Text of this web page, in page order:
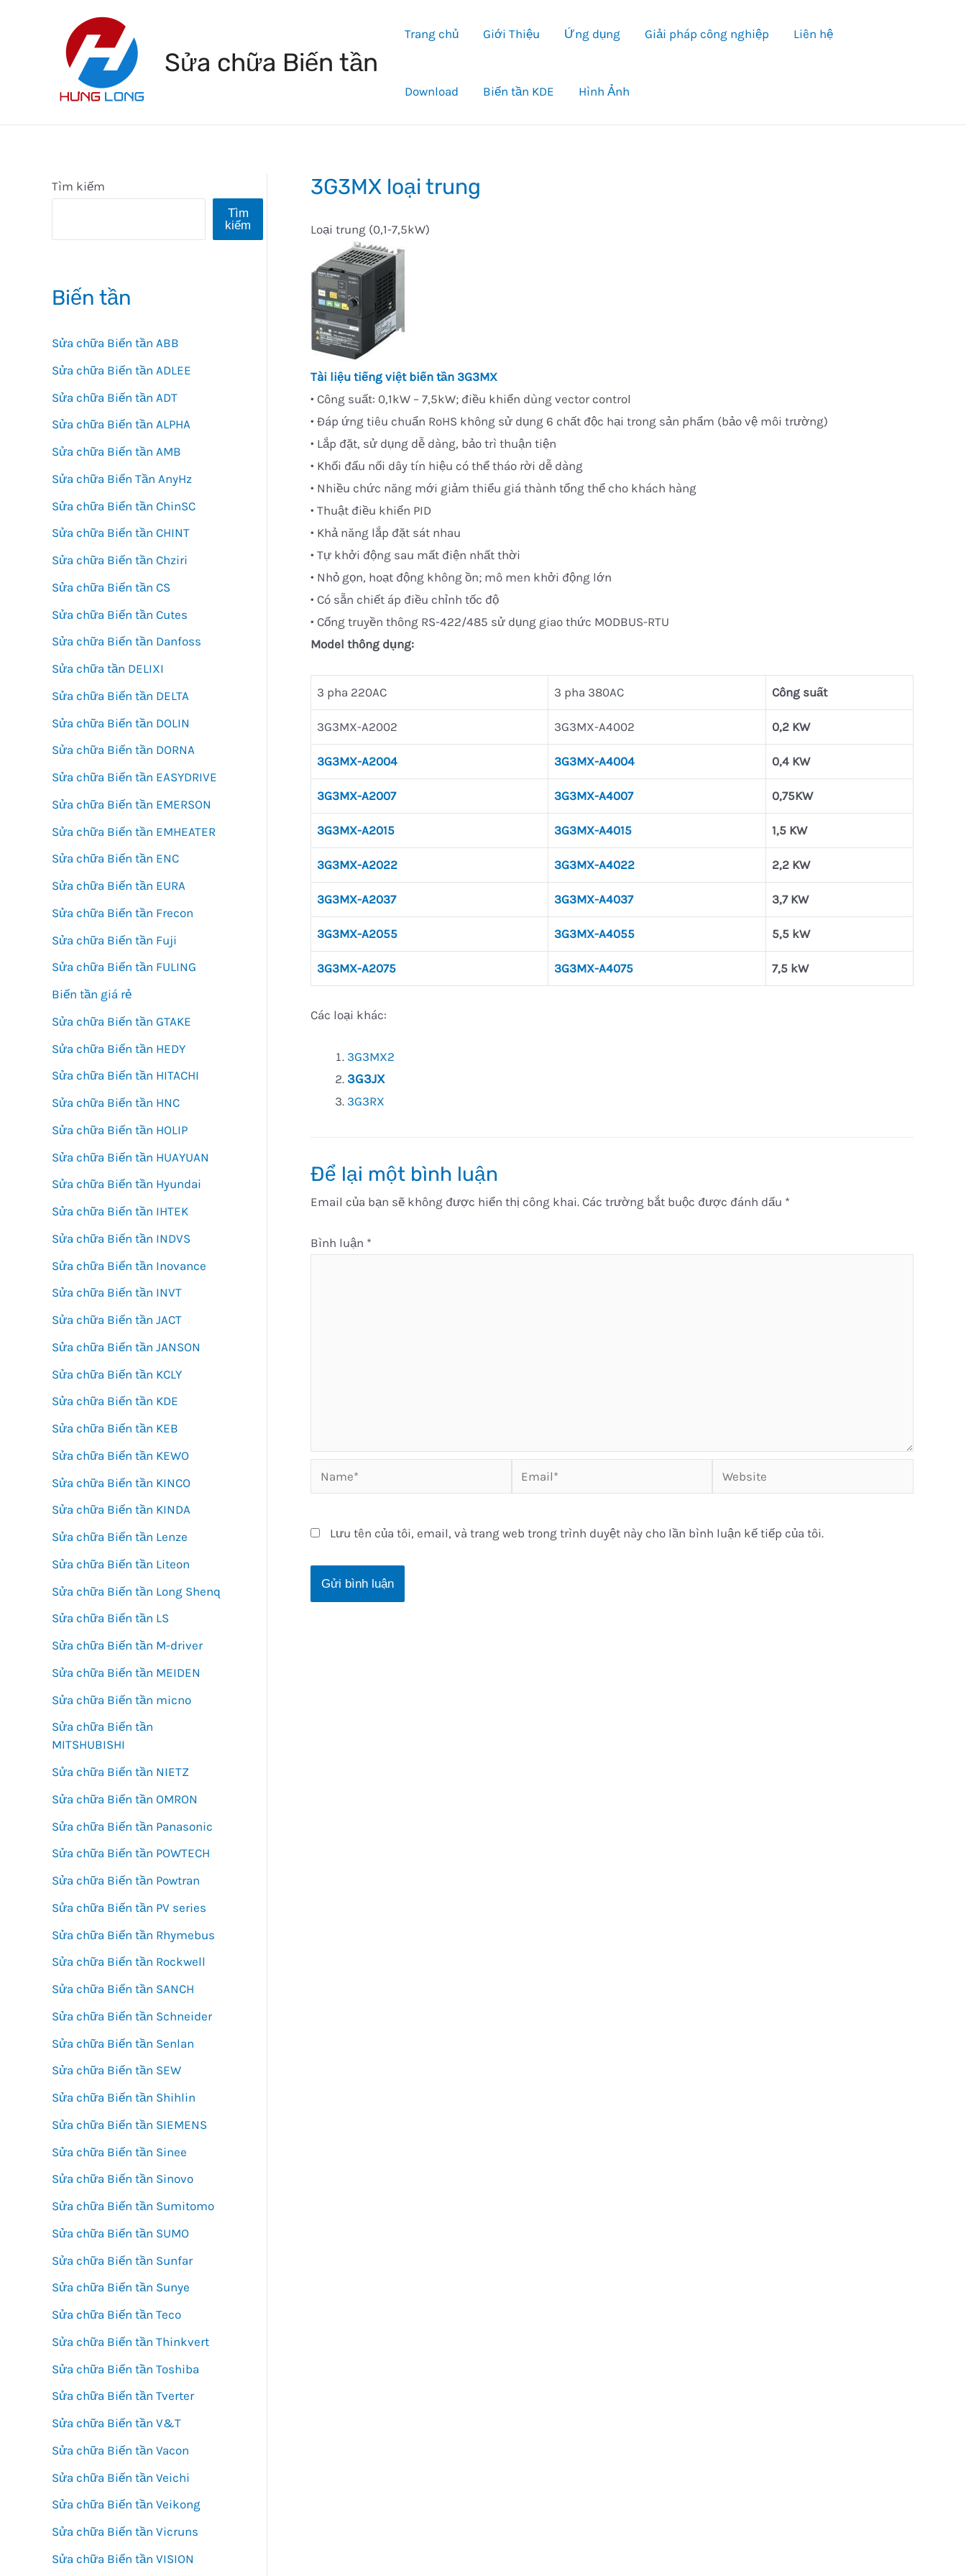
Sửa chữa Biến tần
Trang chủ Giới Thiệu Ứng dụng Giải pháp công nghiệp Liên hệ
Download Biến tần KDE Hình Ảnh
Tìm kiếm
Tìm
kiếm
Biến tần
Sửa chữa Biến tần ABB
Sửa chữa Biến tần ADLEE
Sửa chữa Biến tần ADT
Sửa chữa Biến tần ALPHA
Sửa chữa Biến tần AMB
Sửa chữa Biến Tần AnyHz
Sửa chữa Biến tần ChinSC
Sửa chữa Biến tần CHINT
Sửa chữa Biến tần Chziri
Sửa chữa Biến tần CS
Sửa chữa Biến tần Cutes
Sửa chữa Biến tần Danfoss
Sửa chữa tần DELIXI
Sửa chữa Biến tần DELTA
Sửa chữa Biến tần DOLIN
Sửa chữa Biến tần DORNA
Sửa chữa Biến tần EASYDRIVE
Sửa chữa Biến tần EMERSON
Sửa chữa Biến tần EMHEATER
Sửa chữa Biến tần ENC
Sửa chữa Biến tần EURA
Sửa chữa Biến tần Frecon
Sửa chữa Biến tần Fuji
Sửa chữa Biến tần FULING
Biến tần giá rẻ
Sửa chữa Biến tần GTAKE
Sửa chữa Biến tần HEDY
Sửa chữa Biến tần HITACHI
Sửa chữa Biến tần HNC
Sửa chữa Biến tần HOLIP
Sửa chữa Biến tần HUAYUAN
Sửa chữa Biến tần Hyundai
Sửa chữa Biến tần IHTEK
Sửa chữa Biến tần INDVS
Sửa chữa Biến tần Inovance
Sửa chữa Biến tần INVT
Sửa chữa Biến tần JACT
Sửa chữa Biến tần JANSON
Sửa chữa Biến tần KCLY
Sửa chữa Biến tần KDE
Sửa chữa Biến tần KEB
Sửa chữa Biến tần KEWO
Sửa chữa Biến tần KINCO
Sửa chữa Biến tần KINDA
Sửa chữa Biến tần Lenze
Sửa chữa Biến tần Liteon
Sửa chữa Biến tần Long Shenq
Sửa chữa Biến tần LS
Sửa chữa Biến tần M-driver
Sửa chữa Biến tần MEIDEN
Sửa chữa Biến tần micno
Sửa chữa Biến tần
MITSHUBISHI
Sửa chữa Biến tần NIETZ
Sửa chữa Biến tần OMRON
Sửa chữa Biến tần Panasonic
Sửa chữa Biến tần POWTECH
Sửa chữa Biến tần Powtran
Sửa chữa Biến tần PV series
Sửa chữa Biến tần Rhymebus
Sửa chữa Biến tần Rockwell
Sửa chữa Biến tần SANCH
Sửa chữa Biến tần Schneider
Sửa chữa Biến tần Senlan
Sửa chữa Biến tần SEW
Sửa chữa Biến tần Shihlin
Sửa chữa Biến tần SIEMENS
Sửa chữa Biến tần Sinee
Sửa chữa Biến tần Sinovo
Sửa chữa Biến tần Sumitomo
Sửa chữa Biến tần SUMO
Sửa chữa Biến tần Sunfar
Sửa chữa Biến tần Sunye
Sửa chữa Biến tần Teco
Sửa chữa Biến tần Thinkvert
Sửa chữa Biến tần Toshiba
Sửa chữa Biến tần Tverter
Sửa chữa Biến tần V&T
Sửa chữa Biến tần Vacon
Sửa chữa Biến tần Veichi
Sửa chữa Biến tần Veikong
Sửa chữa Biến tần Vicruns
Sửa chữa Biến tần VISION
3G3MX loại trung
Loại trung (0,1-7,5kW)
Tài liệu tiếng việt biến tần 3G3MX
• Công suất: 0,1kW – 7,5kW; điều khiển dùng vector control
• Đáp ứng tiêu chuẩn RoHS không sử dụng 6 chất độc hại trong sản phẩm (bảo vệ môi trường)
• Lắp đặt, sử dụng dễ dàng, bảo trì thuận tiện
• Khối đấu nối dây tín hiệu có thể tháo rời dễ dàng
• Nhiều chức năng mới giảm thiểu giá thành tổng thể cho khách hàng
• Thuật điều khiển PID
• Khả năng lắp đặt sát nhau
• Tự khởi động sau mất điện nhất thời
• Nhỏ gọn, hoạt động không ồn; mô men khởi động lớn
• Có sẵn chiết áp điều chỉnh tốc độ
• Cổng truyền thông RS-422/485 sử dụng giao thức MODBUS-RTU
Model thông dụng:
3 pha 220AC 3 pha 380AC Công suất
3G3MX-A2002 3G3MX-A4002 0,2 KW
3G3MX-A2004 3G3MX-A4004 0,4 KW
3G3MX-A2007 3G3MX-A4007 0,75KW
3G3MX-A2015 3G3MX-A4015 1,5 KW
3G3MX-A2022 3G3MX-A4022 2,2 KW
3G3MX-A2037 3G3MX-A4037 3,7 KW
3G3MX-A2055 3G3MX-A4055 5,5 kW
3G3MX-A2075 3G3MX-A4075 7,5 kW
Các loại khác:
3G3MX2
3G3JX
3G3RX
Để lại một bình luận
Email của bạn sẽ không được hiển thị công khai. Các trường bắt buộc được đánh dấu *
Bình luận *
Name* Email* Website
Lưu tên của tôi, email, và trang web trong trình duyệt này cho lần bình luận kế tiếp của tôi.